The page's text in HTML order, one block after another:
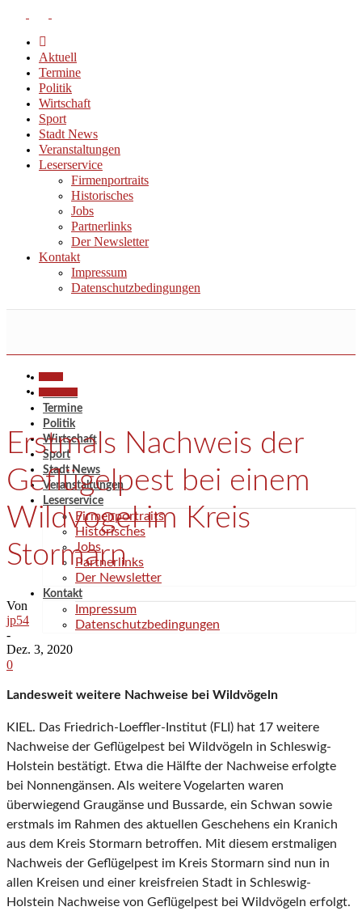
Aktuell
Termine
Politik
Wirtschaft
Sport
Stadt News
Veranstaltungen
Leserservice
Firmenportraits
Historisches
Jobs
Partnerlinks
Der Newsletter
Kontakt
Impressum
Datenschutzbedingungen
Termine
Politik
Wirtschaft
Sport
Stadt News
Veranstaltungen
Leserservice
Firmenportraits
Historisches
Jobs
Partnerlinks
Der Newsletter
Kontakt
Impressum
Datenschutzbedingungen
Erstmals Nachweis der
Geflügelpest bei einem
Wildvogel im Kreis
Stormarn
Von
jp54
-
Dez. 3, 2020
0
Landesweit weitere Nachweise bei Wildvögeln
KIEL. Das Friedrich-Loeffler-Institut (FLI) hat 17 weitere
Nachweise der Geflügelpest bei Wildvögeln in Schleswig-
Holstein bestätigt. Etwa die Hälfte der Nachweise erfolgte
bei Nonnengänsen. Als weitere Vogelarten waren
überwiegend Graugänse und Bussarde, ein Schwan sowie
erstmals im Rahmen des aktuellen Geschehens ein Kranich
aus dem Kreis Stormarn betroffen. Mit diesem erstmaligen
Nachweis der Geflügelpest im Kreis Stormarn sind nun in
allen Kreisen und einer kreisfreien Stadt in Schleswig-
Holstein Nachweise von Geflügelpest bei Wildvögeln erfolgt.